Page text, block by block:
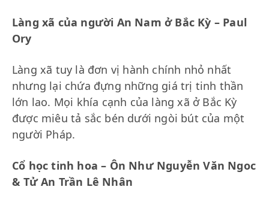
Làng xã của người An Nam ở Bắc Kỳ – Paul
Ory
Làng xã tuy là đơn vị hành chính nhỏ nhất
nhưng lại chứa đựng những giá trị tinh thần
lớn lao. Mọi khía cạnh của làng xã ở Bắc Kỳ
được miêu tả sắc bén dưới ngòi bút của một
người Pháp.
Cổ học tinh hoa – Ôn Như Nguyễn Văn Ngoc
& Tử An Trần Lê Nhân